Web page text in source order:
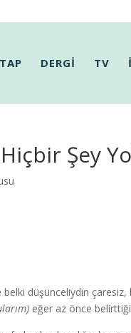
DERGİ TV
Şey
belki düşünceliydin
eğer az önce